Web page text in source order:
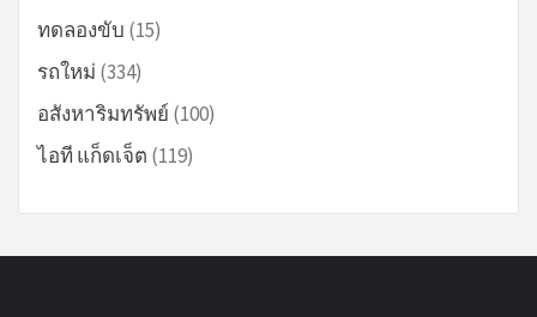
ทดลองขับ (15)
รถใหม่ (334)
อสังหาริมทรัพย์ (100)
ไอที แก็ดเจ็ต (119)